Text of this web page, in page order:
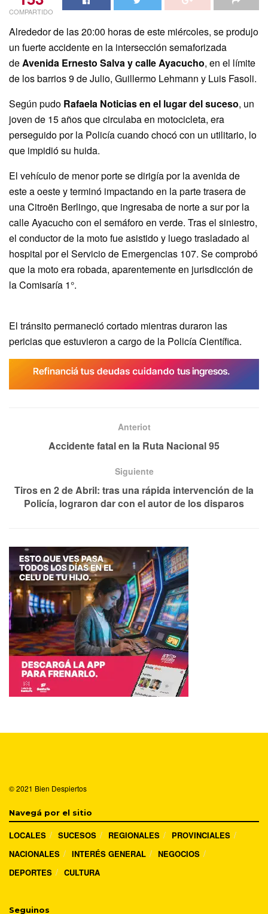
COMPARTIDO
Alrededor de las 20:00 horas de este miércoles, se produjo
un fuerte accidente en la intersección semaforizada
deAvenida Ernesto Salva y calle Ayacucho, en el límite
de los barrios 9 de Julio, Guillermo Lehmann y Luis Fasoli.
Según pudo Rafaela Noticias en el lugar del suceso, un
joven de 15 años que circulaba en motocicleta, era
perseguido por la Policía cuando chocó con un utilitario, lo
que impidió su huida.
El vehículo de menor porte se dirigía por la avenida de
este a oeste y terminó impactando en la parte trasera de
una Citroën Berlingo, que ingresaba de norte a sur por la
calle Ayacucho con el semáforo en verde. Tras el siniestro,
el conductor de la moto fue asistido y luego trasladado al
hospital por el Servicio de Emergencias 107. Se comprobó
que la moto era robada, aparentemente en jurisdicción de
la Comisaría 1°.
El tránsito permaneció cortado mientras duraron las
pericias que estuvieron a cargo de la Policía Científica.
Anteriot
Accidente fatal en la Ruta Nacional 95
Siguiente
Tiros en 2 de Abril: tras una rápida intervención de la
Policía, lograron dar con el autor de los disparos
© 2021 Bien Despiertos
Navegá por el sitio
LOCALES SUCESOS REGIONALES
PROVINCIALES
NACIONALES
INTERÉS GENERAL
NEGOCIOS
DEPORTES
CULTURA
Seguinos